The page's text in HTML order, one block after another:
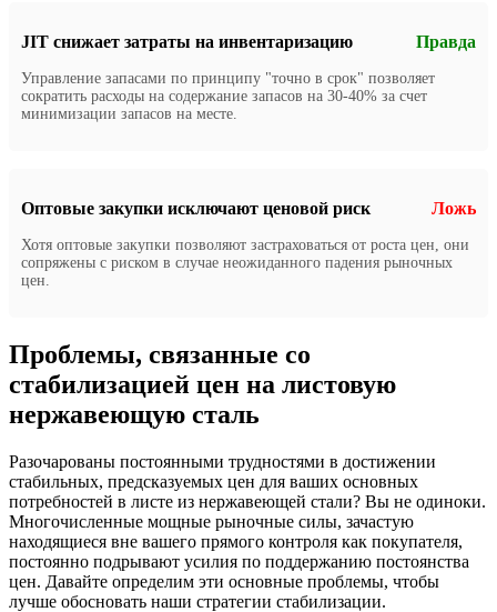
JIT снижает затраты на инвентаризацию Правда
Управление запасами по принципу "точно в срок" позволяет
сократить расходы на содержание запасов на 30-40% за счет
минимизации запасов на месте.
Оптовые закупки исключают ценовой риск Ложь
Хотя оптовые закупки позволяют застраховаться от роста цен, они
сопряжены с риском в случае неожиданного падения рыночных
цен.
Проблемы, связанные со
стабилизацией цен на листовую
нержавеющую сталь
Разочарованы постоянными трудностями в достижении
стабильных, предсказуемых цен для ваших основных
потребностей в листе из нержавеющей стали? Вы не одиноки.
Многочисленные мощные рыночные силы, зачастую
находящиеся вне вашего прямого контроля как покупателя,
постоянно подрывают усилия по поддержанию постоянства
цен. Давайте определим эти основные проблемы, чтобы
лучше обосновать наши стратегии стабилизации.